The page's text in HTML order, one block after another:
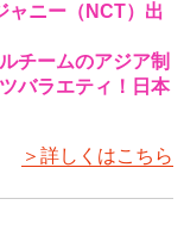
ャニー（NCT）出
チームのアジア制
バラエティ！日本
＞詳しくはこちら